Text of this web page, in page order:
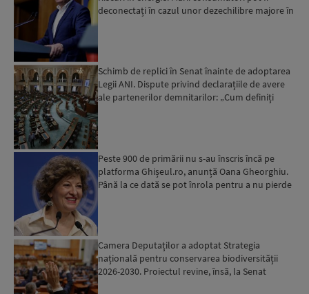
deconectați în cazul unor dezechilibre majore în
Schimb de replici în Senat înainte de adoptarea
Legii ANI. Dispute privind declarațiile de avere
ale partenerilor demnitarilor: „Cum definiți
Peste 900 de primării nu s-au înscris încă pe
platforma Ghișeul.ro, anunță Oana Gheorghiu.
Până la ce dată se pot înrola pentru a nu pierde
Camera Deputaților a adoptat Strategia
națională pentru conservarea biodiversității
2026-2030. Proiectul revine, însă, la Senat